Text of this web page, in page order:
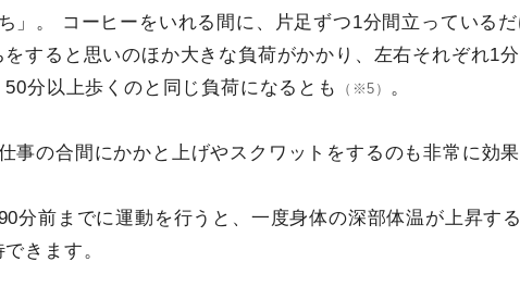
」。 コーヒーをいれる間に、片足ずつ1分間立っている
をすると思いのほか大きな負荷がかかり、左右それぞれ1
分以上歩くのと同じ負荷になるとも
（※5） 。
事の合間にかかと上げやスクワットをするのも非常に効果
分前までに運動を行うと、一度身体の深部体温が上昇す
きます。